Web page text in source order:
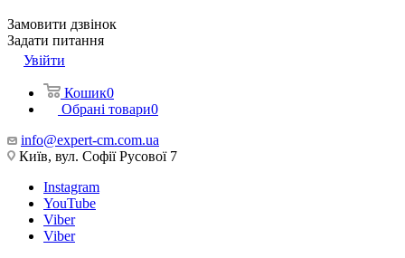
Замовити дзвінок
Задати питання
Увійти
Кошик0
Обрані товари0
info@expert-cm.com.ua
Київ, вул. Софії Русової 7
Instagram
YouTube
Viber
Viber